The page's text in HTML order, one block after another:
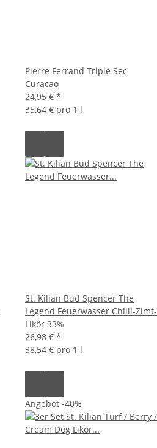
Pierre Ferrand Triple Sec
Curacao
24,95 € *
35,64 € pro 1 l
St. Kilian Bud Spencer The
Legend Feuerwasser Chilli-Zimt-
Likör 33%
26,98 € *
38,54 € pro 1 l
Angebot -40%